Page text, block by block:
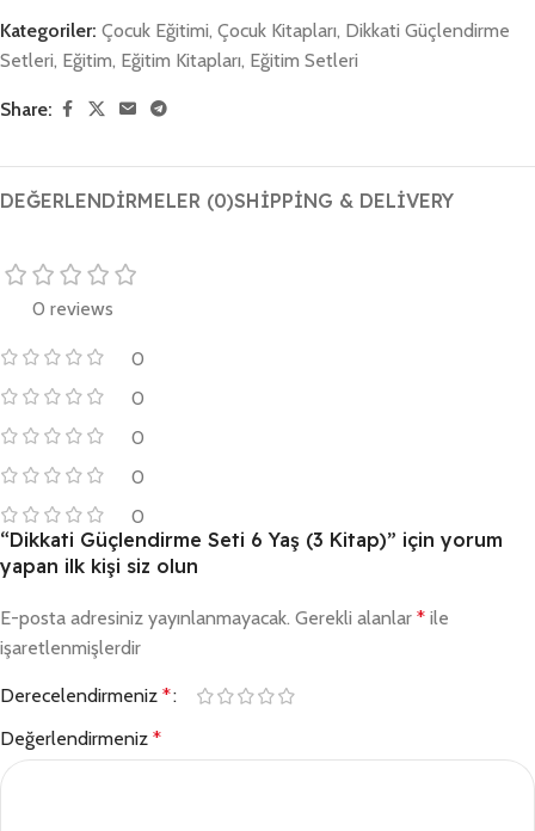
Kategoriler: Çocuk Eğitimi, Çocuk Kitapları, Dikkati Güçlendirme
Setleri, Eğitim, Eğitim Kitapları, Eğitim Setleri
Share:
DEĞERLENDIRMELER (0)SHIPPING & DELIVERY
0 reviews
0
0
0
0
0
“Dikkati Güçlendirme Seti 6 Yaş (3 Kitap)” için yorum
yapan ilk kişi siz olun
E-posta adresiniz yayınlanmayacak. Gerekli alanlar * ile
işaretlenmişlerdir
Derecelendirmeniz *
Değerlendirmeniz *